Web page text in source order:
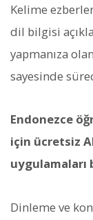
Kelime
dil bilgisi
yapmanıza
sayesinde
Endonezce
için ücretsiz
Dinleme ve